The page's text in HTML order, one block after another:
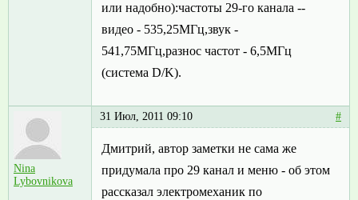
или надобно):частоты 29-го канала --
видео - 535,25МГц,звук -
541,75МГц,разнос частот - 6,5МГц
(система D/K).
Nina
Lybovnikova
31 Июл, 2011 09:10 #
Дмитрий, автор заметки не сама же
придумала про 29 канал и меню - об этом
рассказал электромеханик по